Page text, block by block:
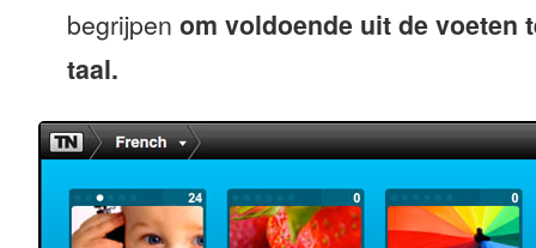
begrijpen om voldoende uit de voeten
taal.